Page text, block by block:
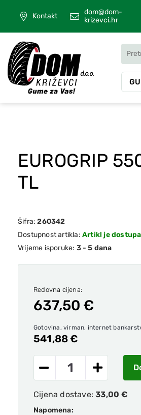
Kontakt
dom@dom-
krizevci.hr
EUROGRIP
TL
Šifra:260342
Dostupnost artikla: Artikl je
Vrijeme isporuke: 3 - 5 dana
Redovna cijena:
637,50 €
Gotovina, virman, internet
541,88 €
Cijena dostave:33,00 €
Napomena: